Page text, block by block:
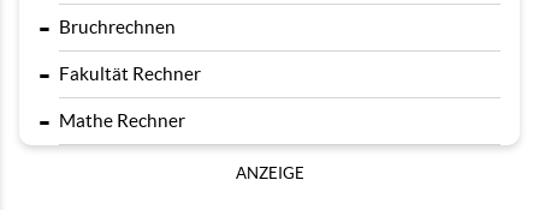
- Bruchrechnen
- Fakultät Rechner
- Mathe Rechner
ANZEIGE